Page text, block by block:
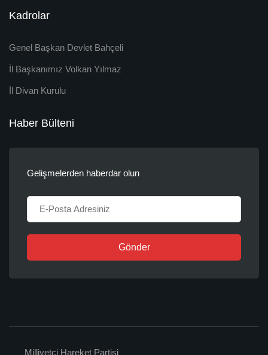
Kadrolar
Genel Başkan Devlet Bahçeli
İl Başkanımız Volkan Yılmaz
İl Divan Kurulu
Haber Bülteni
Gelişmelerden haberdar olun
Gönder
Milliyetçi Hareket Partisi